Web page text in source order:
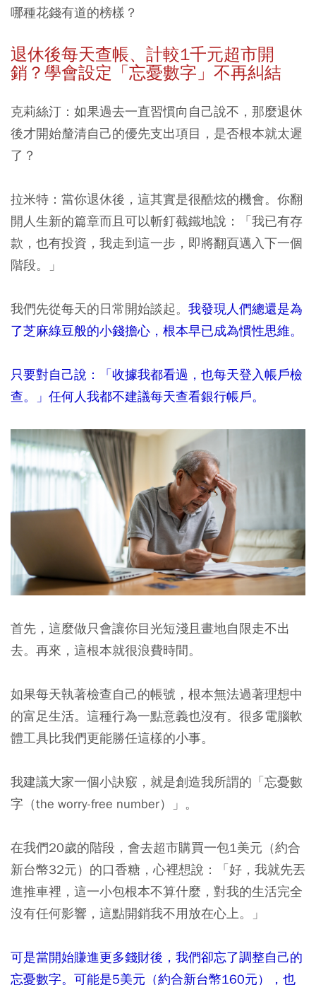
哪種花錢有道的榜樣？
退休後每天查帳、計較1千元超市開
銷？學會設定「忘憂數字」不再糾結
克莉絲汀：如果過去一直習慣向自己說不，那麼退休
後才開始釐清自己的優先支出項目，是否根本就太遲
了？
拉米特：當你退休後，這其實是很酷炫的機會。你翻
開人生新的篇章而且可以斬釘截鐵地說：「我已有存
款，也有投資，我走到這一步，即將翻頁邁入下一個
階段。」
我們先從每天的日常開始談起。 我發現人們總還是為
了芝麻綠豆般的小錢擔心，根本早已成為慣性思維。
只要對自己說：「收據我都看過，也每天登入帳戶檢
查。」任何人我都不建議每天查看銀行帳戶。
首先，這麼做只會讓你目光短淺且畫地自限走不出
去。再來，這根本就很浪費時間。
如果每天執著檢查自己的帳號，根本無法過著理想中
的富足生活。這種行為一點意義也沒有。很多電腦軟
體工具比我們更能勝任這樣的小事。
我建議大家一個小訣竅，就是創造我所謂的「忘憂數
字（the worry-free number）」。
在我們20歲的階段，會去超市購買一包1美元（約合
新台幣32元）的口香糖，心裡想說：「好，我就先丟
進推車裡，這一小包根本不算什麼，對我的生活完全
沒有任何影響，這點開銷我不用放在心上。」
可是當開始賺進更多錢財後，我們卻忘了調整自己的
忘憂數字。可能是5美元（約合新台幣160元），也